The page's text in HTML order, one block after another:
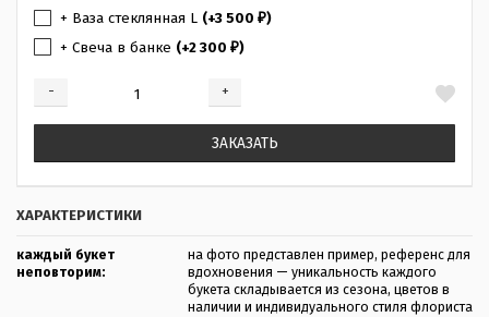
+ Ваза стеклянная L (+3 500₽)
+ Свеча в банке (+2 300₽)
- +
Добавляется...
ЗАКАЗАТЬ
Добавлен
ХАРАКТЕРИСТИКИ
каждый букет
неповторим:
на фото представлен пример, референс для
вдохновения — уникальность каждого
букета складывается из сезона, цветов в
наличии и индивидуального стиля флориста